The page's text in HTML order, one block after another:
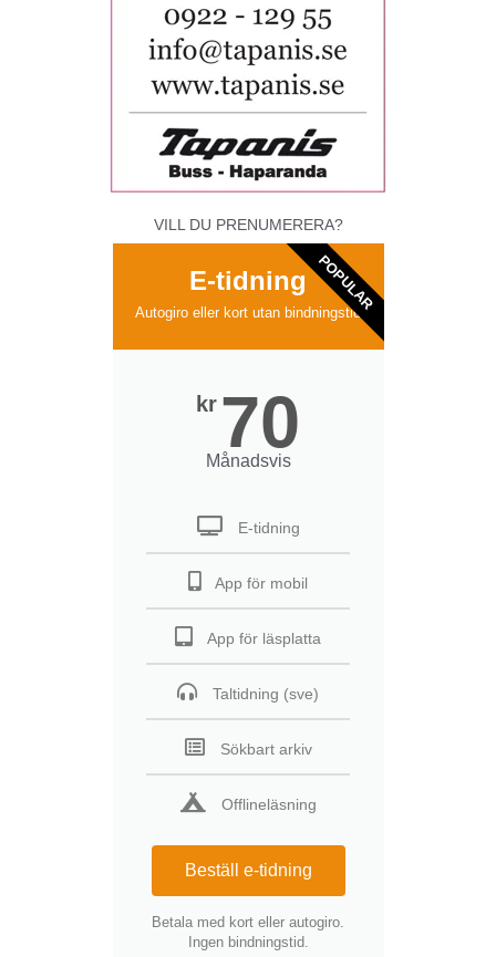
VILL DU PRENUMERERA?
E-tidning
Autogiro eller kort utan bindningstid
kr 70
Månadsvis
E-tidning
App för mobil
App för läsplatta
Taltidning (sve)
Sökbart arkiv
Offlineläsning
Beställ e-tidning
Betala med kort eller autogiro.
Ingen bindningstid.
POPULAR